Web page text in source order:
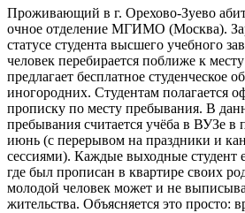
Проживающий в г. Орехово-Зуево
очное отделение МГИМО (Москва).
статусе студента высшего учебного
человек перебирается поближе к
предлагает бесплатное студенческое
иногородних. Студентам полагается
прописку по месту пребывания. В
пребывания считается учёба в ВУЗе в
июнь (с перерывом на праздники и
сессиями). Каждые выходные студент
где был прописан в квартире своих
молодой человек может и не
жительства. Объясняется это просто: